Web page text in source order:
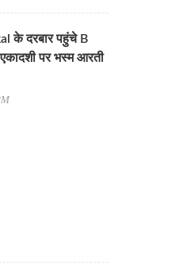
के दरबार पहुंचे B
पर भस्म आरती